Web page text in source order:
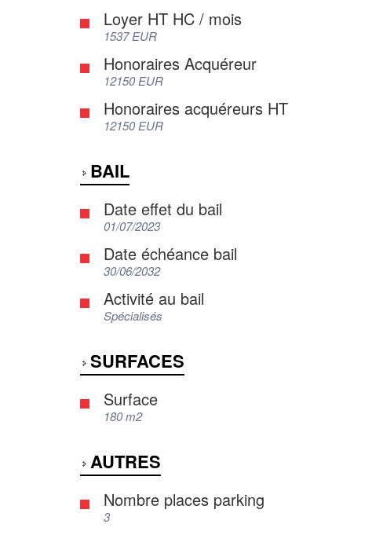
Loyer HT HC / mois
1537 EUR
Honoraires Acquéreur
12150 EUR
Honoraires acquéreurs HT
12150 EUR
BAIL
Date effet du bail
01/07/2023
Date échéance bail
30/06/2032
Activité au bail
Spécialisés
SURFACES
Surface
180 m2
AUTRES
Nombre places parking
3